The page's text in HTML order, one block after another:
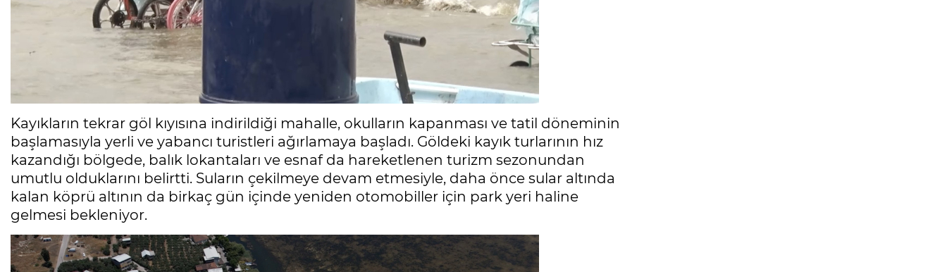
Kayıkların tekrar göl kıyısına indirildiği mahalle, okulların kapanması ve tatil döneminin
başlamasıyla yerli ve yabancı turistleri ağırlamaya başladı. Göldeki kayık turlarının hız
kazandığı bölgede, balık lokantaları ve esnaf da hareketlenen turizm sezonundan
umutlu olduklarını belirtti. Suların çekilmeye devam etmesiyle, daha önce sular altında
kalan köprü altının da birkaç gün içinde yeniden otomobiller için park yeri haline
gelmesi bekleniyor.